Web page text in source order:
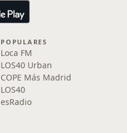
POPULARES
Loca FM
LOS40 Urban
COPE Más Madrid
LOS40
esRadio